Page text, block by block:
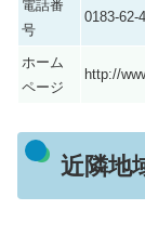
電話番
号
0183-62-
ホーム
ページ
http://
近隣地